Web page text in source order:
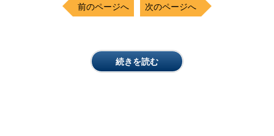
前のページへ 次のページへ
続きを読む